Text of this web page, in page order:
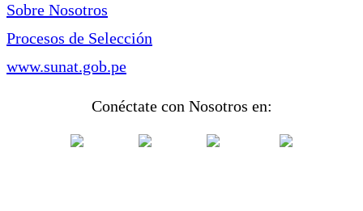
Sobre Nosotros
Procesos de Selección
www.sunat.gob.pe
Conéctate con Nosotros en: